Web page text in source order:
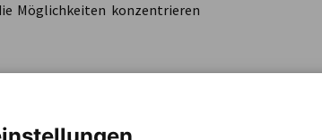
Möglichkeiten konzentrieren